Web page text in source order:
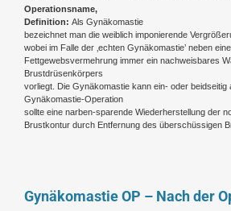
Operationsname,
Definition: Als Gynäkomastie
bezeichnet man die weiblich imponierende
wobei im Falle der ‚echten Gynäkomastie’ neben
Fettgewebsvermehrung immer ein nachweisbares
Brustdrüsenkörpers
vorliegt. Die Gynäkomastie kann ein- oder beidseitig
Gynäkomastie-Operation
sollte eine narben-sparende Wiederherstellung der
Brustkontur durch Entfernung des überschüssigen
Gynäkomastie OP – Nach der